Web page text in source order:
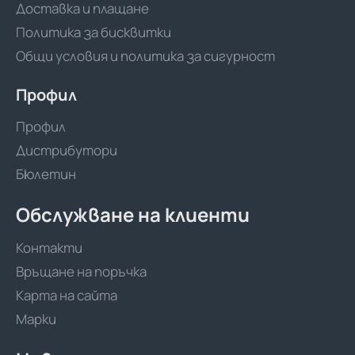
Доставка и плащане
Политика за бисквитки
Общи условия и политика за сигурност
Профил
Профил
Дистрибутори
Бюлетин
Обслужване на клиенти
Контакти
Връщане на поръчка
Карта на сайта
Марки